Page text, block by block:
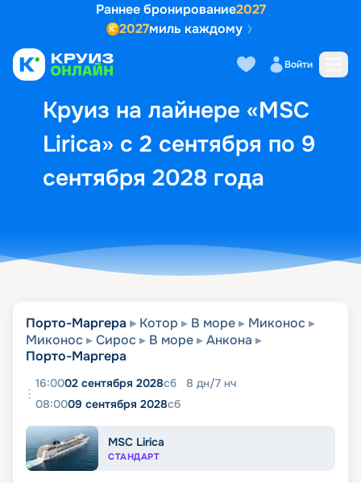
Раннее бронирование2027
2027миль каждому
Войти
Круиз на лайнере «MSC
Lirica» с 2 сентября по 9
сентября 2028 года
Выбор кают Маршрут и
Порто-Маргера Котор В море
Миконос
Миконос
Сирос В море
Анкона
Порто-Маргера
16:0002 сентября 2028сб 8 дн/7 нч
08:0009 сентября 2028сб
MSC Lirica
СТАНДАРТ